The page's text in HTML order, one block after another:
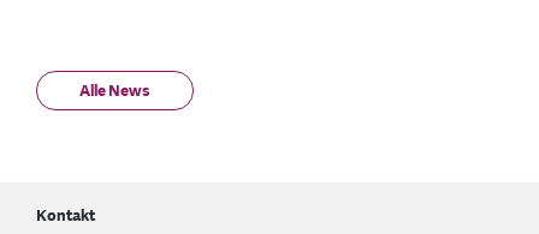
Alle News
Kontakt